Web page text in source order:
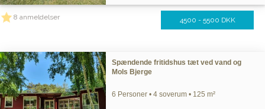
8 anmeldelser 4500 - 5500 DKK
Spændende fritidshus tæt ved vand og
Mols Bjerge
6 Personer • 4 soverum • 125 m²